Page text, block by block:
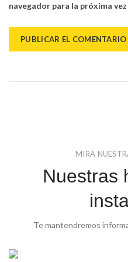
navegador para la próxima
MIRA
Nuestras
Te mantendremos